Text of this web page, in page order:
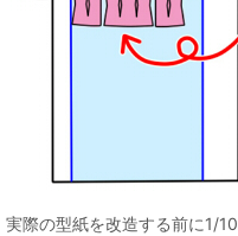
実際の型紙を改造する前に1/